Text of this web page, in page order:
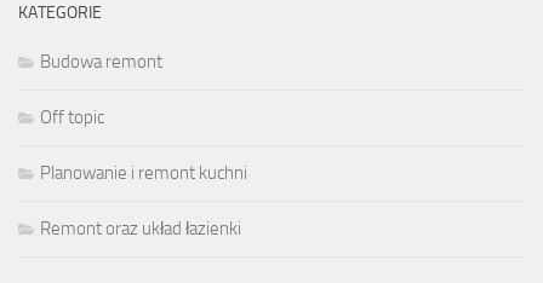
KATEGORIE
Budowa remont
Off topic
Planowanie i remont kuchni
Remont oraz układ łazienki